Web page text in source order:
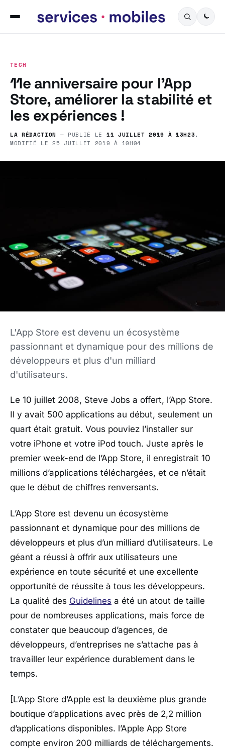
TECH
11e anniversaire pour l’App
Store, améliorer la stabilité et
les expériences !
LA RÉDACTION — PUBLIÉ LE 11 JUILLET 2019 À 13H23,
MODIFIÉ LE25 JUILLET 2019 À 10H04
L'App Store est devenu un écosystème
passionnant et dynamique pour des millions de
développeurs et plus d'un milliard
d'utilisateurs.
Le 10 juillet 2008, Steve Jobs a offert, l’App Store.
Il y avait 500 applications au début, seulement un
quart était gratuit. Vous pouviez l’installer sur
votre iPhone et votre iPod touch. Juste après le
premier week-end de l’App Store, il enregistrait 10
millions d’applications téléchargées, et ce n’était
que le début de chiffres renversants.
L’App Store est devenu un écosystème
passionnant et dynamique pour des millions de
développeurs et plus d’un milliard d’utilisateurs. Le
géant a réussi à offrir aux utilisateurs une
expérience en toute sécurité et une excellente
opportunité de réussite à tous les développeurs.
La qualité des Guidelines a été un atout de taille
pour de nombreuses applications, mais force de
constater que beaucoup d’agences, de
développeurs, d’entreprises ne s’attache pas à
travailler leur expérience durablement dans le
temps.
[L’App Store d’Apple est la deuxième plus grande
boutique d’applications avec près de 2,2 million
d’applications disponibles. l’Apple App Store
compte environ 200 milliards de téléchargements.